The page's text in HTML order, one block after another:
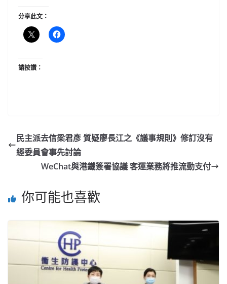
分享此文：
請按讚：
民主派去信梁君彥 質疑廖長江之《議事規則》修訂沒有
經委員會事先討論
WeChat與港鐵簽署協議 客運業務將推流動支付
你可能也喜歡